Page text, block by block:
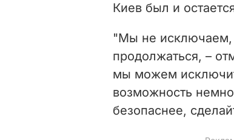
Киев был и
"Мы не исключаем,
продолжаться, –
мы можем
возможность
безопаснее,